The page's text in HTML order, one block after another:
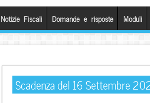
Notizie Fiscali Domande e risposte Moduli
Scadenza del 16 Settembre